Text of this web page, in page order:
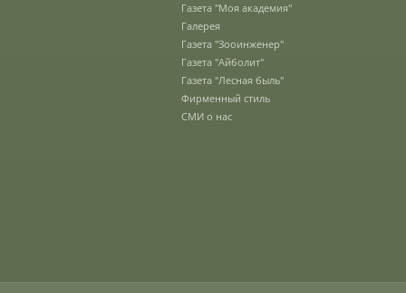
Среднее профессиональное
Высшее на базе СПО, второе высшее
Газета "Моя академия"
Галерея
Газета "Зооинженер"
Газета "Айболит"
Газета "Лесная быль"
Фирменный стиль
СМИ о нас